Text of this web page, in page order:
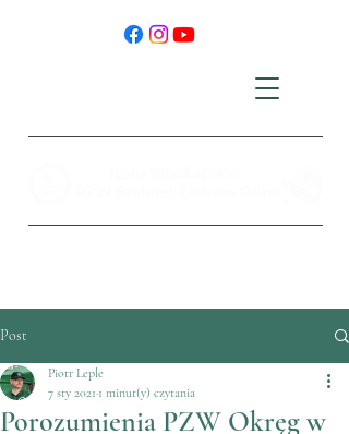
Post
Porozumienia PZW Okręg w
Piotr Leple
7 sty 2021 1 minut(y) czytania